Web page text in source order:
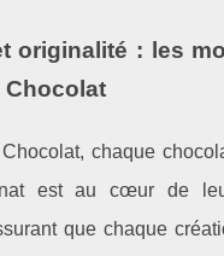
originalité : les
Chocolat
chaque
est au cœur de
que chaque